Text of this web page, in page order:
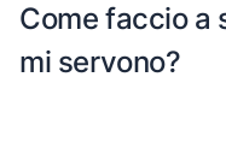
Come faccio a
mi servono?